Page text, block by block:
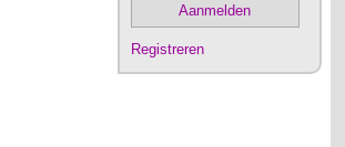
Aanmelden
Registreren